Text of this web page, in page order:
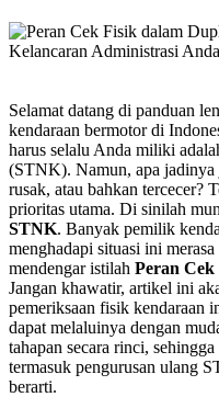
Selamat datang di panduan
kendaraan bermotor di
harus selalu Anda miliki
(STNK). Namun, apa
rusak, atau bahkan tercecer?
prioritas utama. Di sinilah
STNK. Banyak pemilik
menghadapi situasi ini
mendengar istilah Peran
Jangan khawatir, artikel ini
pemeriksaan fisik kendaraan
dapat melaluinya dengan
tahapan secara rinci,
termasuk pengurusan ulang
berarti.